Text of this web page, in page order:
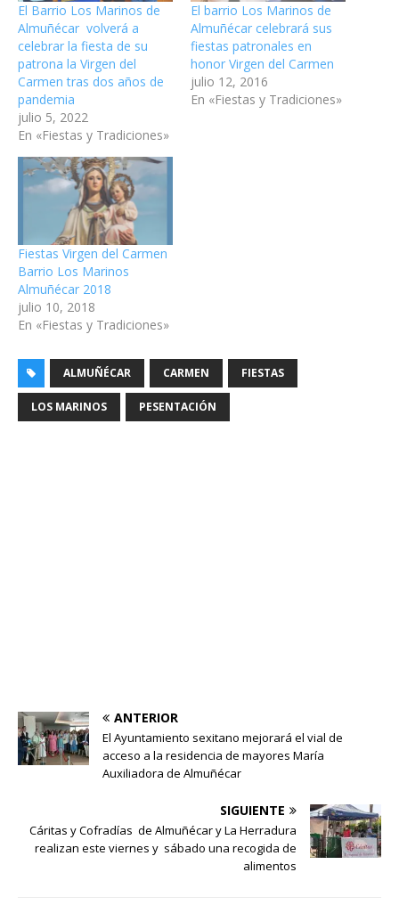
El Barrio Los Marinos de
Almuñécar volverá a
celebrar la fiesta de su
patrona la Virgen del
Carmen tras dos años de
pandemia
julio 5, 2022
En «Fiestas y Tradiciones»
El barrio Los Marinos de
Almuñécar celebrará sus
fiestas patronales en
honor Virgen del Carmen
julio 12, 2016
En «Fiestas y Tradiciones»
Fiestas Virgen del Carmen
Barrio Los Marinos
Almuñécar 2018
julio 10, 2018
En «Fiestas y Tradiciones»
ALMUÑÉCAR CARMEN FIESTAS
LOS MARINOS PESENTACIÓN
ANTERIOR
El Ayuntamiento sexitano mejorará el vial de
acceso a la residencia de mayores María
Auxiliadora de Almuñécar
SIGUIENTE
Cáritas y Cofradías de Almuñécar y La Herradura
realizan este viernes y sábado una recogida de
alimentos